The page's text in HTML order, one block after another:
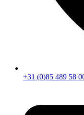
+31 (0)85 489 58